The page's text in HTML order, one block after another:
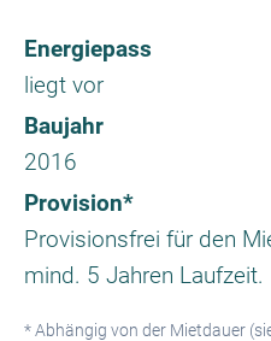
Energiepass
liegt vor
Baujahr
2016
Provision*
Provisionsfrei für den
mind. 5 Jahren Laufzeit.
* Abhängig von der Mietdauer